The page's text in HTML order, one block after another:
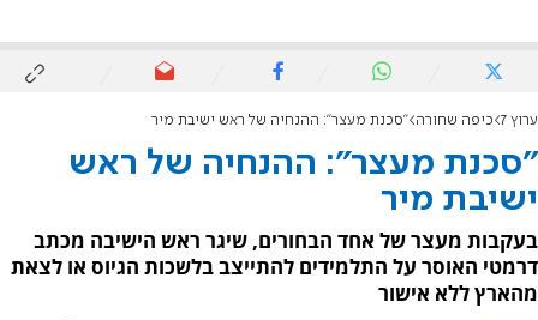
ערוץ 7 כיפה שחורה "סכנת מעצר": ההנחיה של ראש ישיבת מיר
"סכנת מעצר": ההנחיה של ראש
ישיבת מיר
בעקבות מעצר של אחד הבחורים, שיגר ראש הישיבה מכתב
דרמטי האוסר על התלמידים להתייצב בלשכות הגיוס או לצאת
מהארץ ללא אישור